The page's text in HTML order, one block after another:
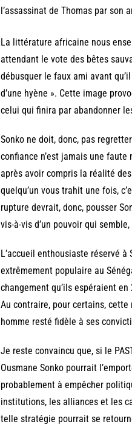
l’assassinat de Thomas par son
La littérature africaine nous
attendant le vote des bêtes
débusquer le faux ami avant
d’une hyène ». Cette image
celui qui finira par abandonner
Sonko ne doit, donc, pas
confiance n’est jamais une
après avoir compris la réalité
quelqu’un vous trahit une fois,
rupture devrait, donc, pousser
vis-à-vis d’un pouvoir qui
L’accueil enthousiaste réservé
extrêmement populaire au
changement qu’ils espéraient
Au contraire, pour certains,
homme resté fidèle à ses
Je reste convaincu que, si le
Ousmane Sonko pourrait
probablement à empêcher
institutions, les alliances et les
telle stratégie pourrait se